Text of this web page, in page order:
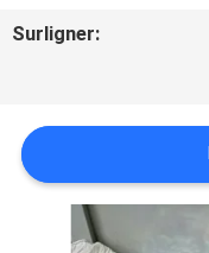
CONTACTER
NOUVELLES
Surligner: